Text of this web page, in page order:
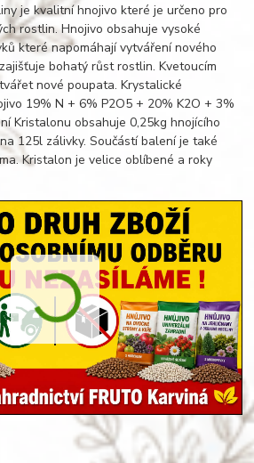
je kvalitní hnojivo které je určeno pro
rostlin. Hnojivo obsahuje vysoké
které napomáhají vytváření nového
bohatý růst rostlin. Kvetoucím
nové poupata. Krystalické
19% N + 6% P2O5 + 20% K2O + 3%
Kristalonu obsahuje 0,25kg hnojícího
125l zálivky. Součástí balení je také
Kristalon je velice oblíbené a roky